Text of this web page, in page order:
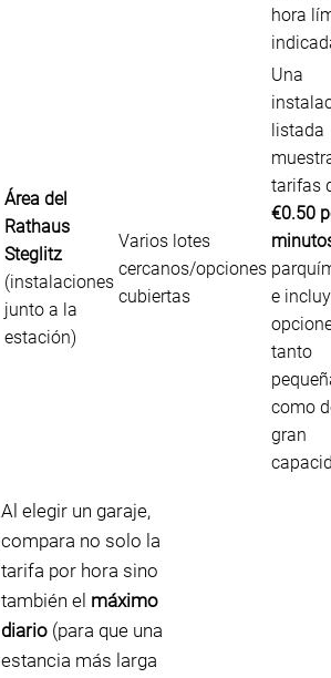
hora
Área del
Rathaus
Steglitz
(instalaciones
junto a la
estación)
Varios lotes
cercanos/opciones
cubiertas
Una
listada
tarifas
€0.50
e
tanto
como
gran
Al elegir un garaje,
compara no solo la
tarifa por hora sino
también el máximo
diario (para que una
estancia más larga